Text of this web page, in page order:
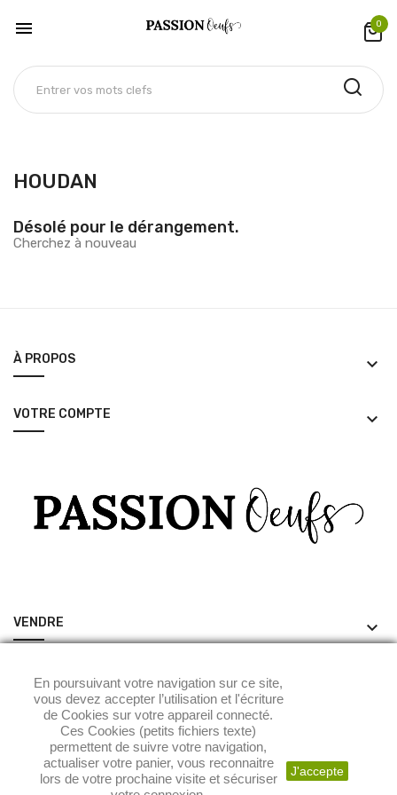
 0
HOUDAN
Désolé pour le dérangement.
Cherchez à nouveau
À PROPOS keyboard_arrow_down
VOTRE COMPTE keyboard_arrow_down
En poursuivant votre navigation sur ce site,
vous devez accepter l’utilisation et l'écriture
de Cookies sur votre appareil connecté.
Ces Cookies (petits fichiers texte)
permettent de suivre votre navigation,
actualiser votre panier, vous reconnaitre
lors de votre prochaine visite et sécuriser
J'accepte
VENDRE keyboard_arrow_down
ACHETER